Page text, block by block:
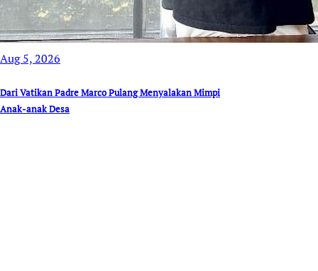
Aug 5, 2026
Dari Vatikan Padre Marco Pulang Menyalakan Mimpi
Anak-anak Desa